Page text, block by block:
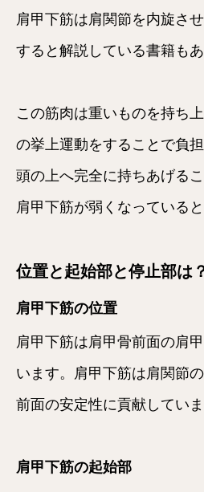
肩甲下筋は肩関節を内旋さ
すると解説している書籍もあ
この筋肉は重いものを持ち
の挙上運動をすることで負
頭の上へ完全に持ちあげる
肩甲下筋が弱くなっている
位置と起始部と停止部は
肩甲下筋の位置
肩甲下筋は肩甲骨前面の肩
います。肩甲下筋は肩関節
前面の安定性に貢献していま
肩甲下筋の起始部